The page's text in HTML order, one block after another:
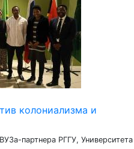
колониализма и
партнера РГГУ, Университета